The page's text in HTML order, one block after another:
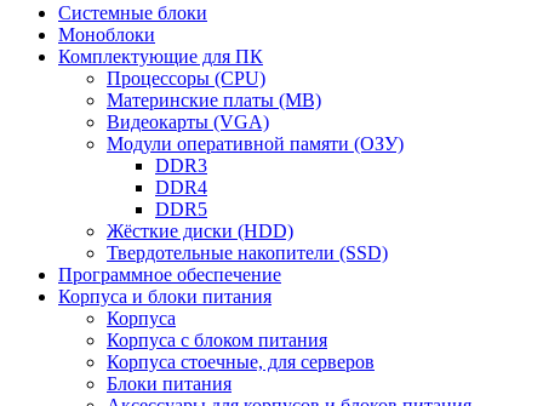
Системные блоки
Моноблоки
Комплектующие для ПК
Процессоры (CPU)
Материнские платы (MB)
Видеокарты (VGA)
Модули оперативной памяти (ОЗУ)
DDR3
DDR4
DDR5
Жёсткие диски (HDD)
Твердотельные накопители (SSD)
Программное обеспечение
Корпуса и блоки питания
Корпуса
Корпуса с блоком питания
Корпуса стоечные, для серверов
Блоки питания